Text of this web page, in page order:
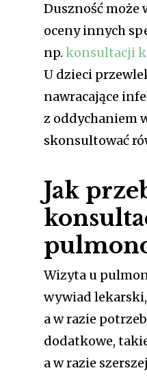
Duszność może
oceny innych
np. konsultacji
U dzieci
nawracające
z oddychaniem
skonsultować
Jak
Wizyta u
wywiad
a w razie
dodatkowe,
a w razie